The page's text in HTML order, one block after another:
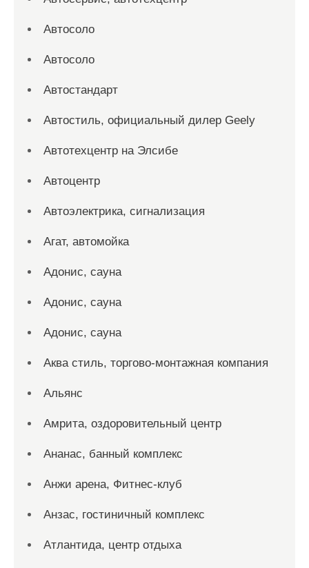
Автосоло
Автосоло
Автостандарт
Автостиль, официальный дилер Geely
Автотехцентр на Элсибе
Автоцентр
Автоэлектрика, сигнализация
Агат, автомойка
Адонис, сауна
Адонис, сауна
Адонис, сауна
Аква стиль, торгово-монтажная компания
Альянс
Амрита, оздоровительный центр
Ананас, банный комплекс
Анжи арена, Фитнес-клуб
Анзас, гостиничный комплекс
Атлантида, центр отдыха